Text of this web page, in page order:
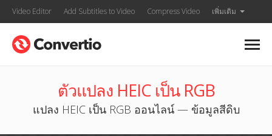
Video Editor Add Subtitles to Video Compress Video เพิ่มเติม
ตัวแปลง HEIC เป็น RGB
แปลง HEIC เป็น RGB ออนไลน์ — ข้อมูลสีดิบ